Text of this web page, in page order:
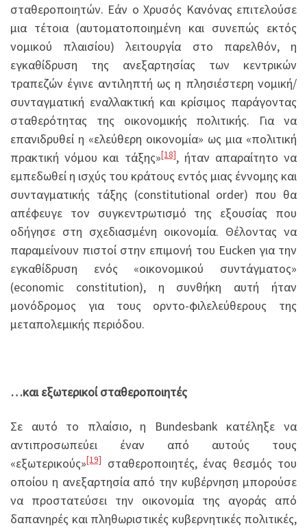
σταθεροποιητών. Εάν ο Χρυσός Κανόνας επιτελούσε
μια τέτοια (αυτοματοποιημένη και συνεπώς εκτός
νομικού πλαισίου) λειτουργία στο παρελθόν, η
εγκαθίδρυση της ανεξαρτησίας των κεντρικών
τραπεζών έγινε αντιληπτή ως η πλησιέστερη νομική/
συνταγματική εναλλακτική και κρίσιμος παράγοντας
σταθερότητας της οικονομικής πολιτικής. Για να
επανιδρυθεί η «ελεύθερη οικονομία» ως μια «πολιτική
πρακτική νόμου και τάξης»[18], ήταν απαραίτητο να
εμπεδωθεί η ισχύς του κράτους εντός μιας έννομης και
συνταγματικής τάξης (constitutional order) που θα
απέφευγε τον συγκεντρωτισμό της εξουσίας που
οδήγησε στη σχεδιασμένη οικονομία. Θέλοντας να
παραμείνουν πιστοί στην επιμονή του Eucken για την
εγκαθίδρυση ενός «οικονομικού συντάγματος»
(economic constitution), η συνθήκη αυτή ήταν
μονόδρομος για τους ορντο-φιλελεύθερους της
μεταπολεμικής περιόδου.
…και εξωτερικοί σταθεροποιητές
Σε αυτό το πλαίσιο, η Bundesbank κατέληξε να
αντιπροσωπεύει έναν από αυτούς τους
«εξωτερικούς»[19]
σταθεροποιητές, ένας θεσμός του
οποίου η ανεξαρτησία από την κυβέρνηση μπορούσε
να προστατεύσει την οικονομία της αγοράς από
δαπανηρές και πληθωριστικές κυβερνητικές πολιτικές,